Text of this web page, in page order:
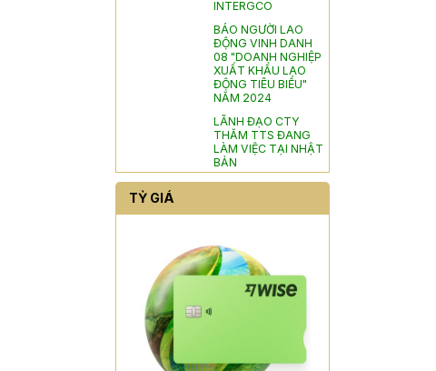
ĐỘNG VINH DANH
08 "DOANH NGHIỆP
XUẤT KHẨU LAO
ĐỘNG TIÊU BIỂU"
NĂM 2024
THĂM TTS ĐANG
LÀM VIỆC TẠI NHẬT
BẢN
TỶ GIÁ